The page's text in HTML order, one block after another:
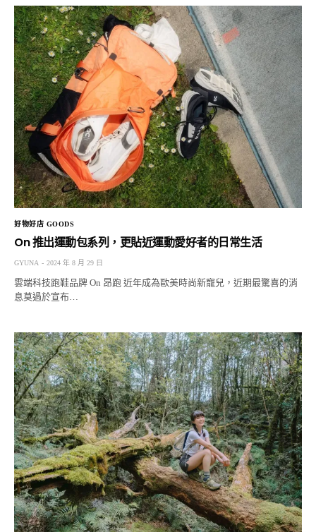
好物好店 GOODS
On 推出運動包系列，更貼近運動愛好者的日常生活
GYUNA 2024 年 8 月 29 日
雲端科技跑鞋品牌 On 昂跑 近年成為歐美時尚新寵兒，近期最驚喜的消
息莫過於宣布…